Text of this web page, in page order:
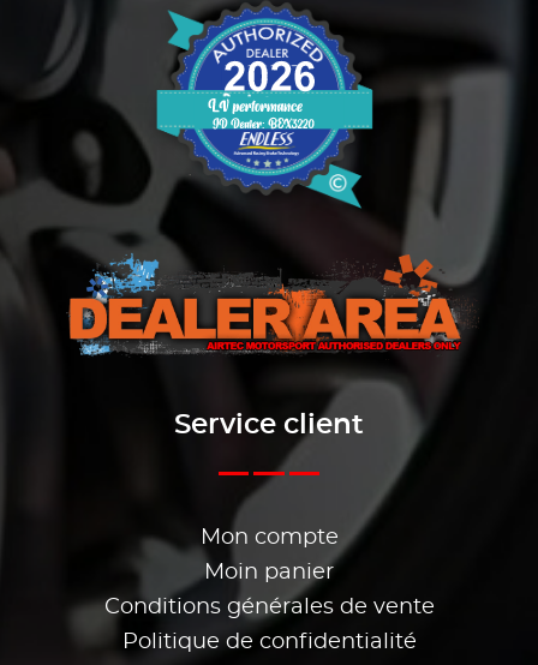
Service client
Mon compte
Moin panier
Conditions générales de vente
Politique de confidentialité